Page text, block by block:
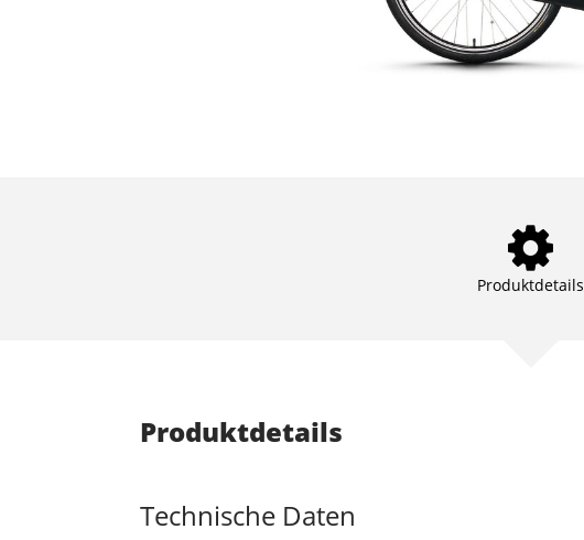
Produktdetails
Produktdetails
Technische Daten